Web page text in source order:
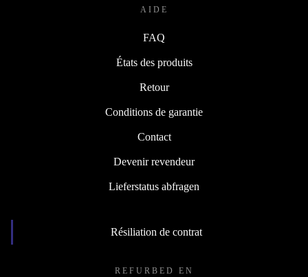
AIDE
FAQ
États des produits
Retour
Conditions de garantie
Contact
Devenir revendeur
Lieferstatus abfragen
Résiliation de contrat
REFURBED EN